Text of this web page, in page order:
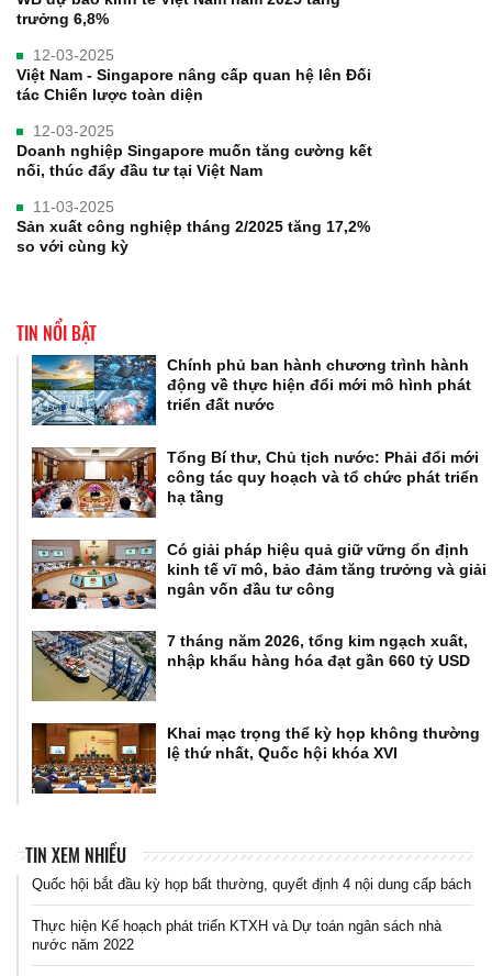
trưởng 6,8%
12-03-2025
Việt Nam - Singapore nâng cấp quan hệ lên Đối
tác Chiến lược toàn diện
12-03-2025
Doanh nghiệp Singapore muốn tăng cường kết
nối, thúc đẩy đầu tư tại Việt Nam
11-03-2025
Sản xuất công nghiệp tháng 2/2025 tăng 17,2%
so với cùng kỳ
TIN NỔI BẬT
Chính phủ ban hành chương trình hành
động về thực hiện đổi mới mô hình phát
triển đất nước
Tổng Bí thư, Chủ tịch nước: Phải đổi mới
công tác quy hoạch và tổ chức phát triển
hạ tầng
Có giải pháp hiệu quả giữ vững ổn định
kinh tế vĩ mô, bảo đảm tăng trưởng và giải
ngân vốn đầu tư công
7 tháng năm 2026, tổng kim ngạch xuất,
nhập khẩu hàng hóa đạt gần 660 tỷ USD
Khai mạc trọng thể kỳ họp không thường
lệ thứ nhất, Quốc hội khóa XVI
TIN XEM NHIỀU
Quốc hội bắt đầu kỳ họp bất thường, quyết định 4 nội dung cấp bách
Thực hiện Kế hoạch phát triển KTXH và Dự toán ngân sách nhà
nước năm 2022